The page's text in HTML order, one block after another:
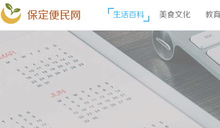
保定便民网 生活百科 美食文化 教